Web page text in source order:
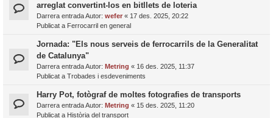
arreglat convertint-los en bitllets de loteria
Darrera entrada Autor: wefer « 17 des. 2025, 20:22
Publicat a Ferrocarril en general
Jornada: "Els nous serveis de ferrocarrils de la Generalitat
de Catalunya"
Darrera entrada Autor: Metring « 16 des. 2025, 11:37
Publicat a Trobades i esdeveniments
Harry Pot, fotògraf de moltes fotografies de transports
Darrera entrada Autor: Metring « 15 des. 2025, 11:20
Publicat a Història del transport